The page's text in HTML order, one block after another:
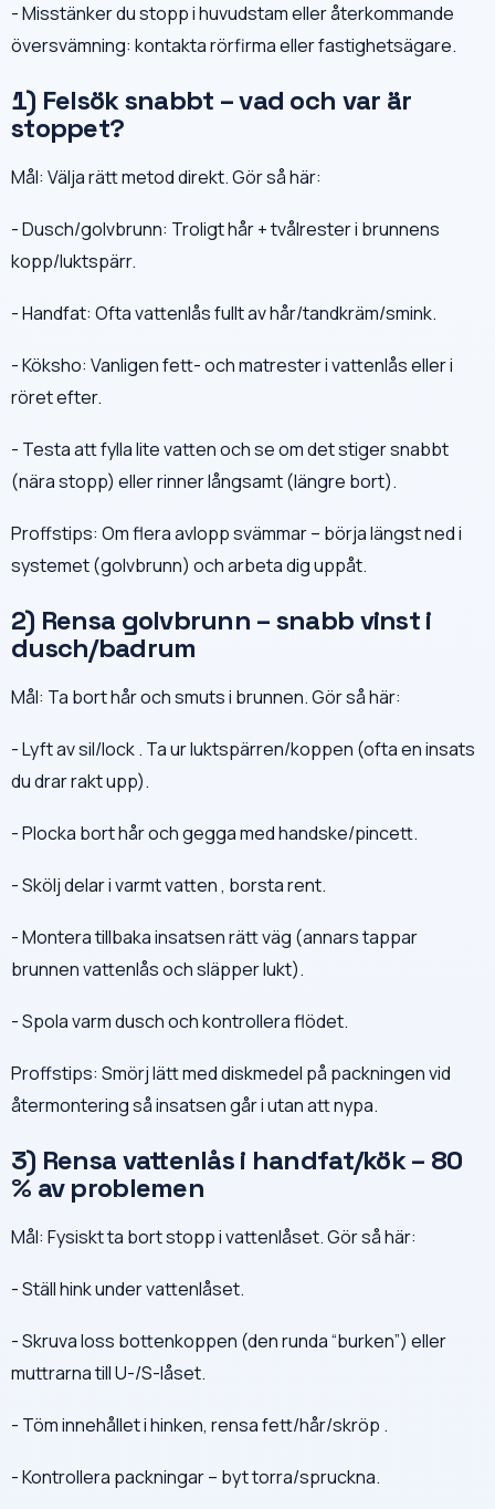
- Misstänker du stopp i huvudstam eller återkommande
översvämning: kontakta rörfirma eller fastighetsägare.
1) Felsök snabbt – vad och var är
stoppet?
Mål: Välja rätt metod direkt. Gör så här:
- Dusch/golvbrunn: Troligt hår + tvålrester i brunnens
kopp/luktspärr.
- Handfat: Ofta vattenlås fullt av hår/tandkräm/smink.
- Köksho: Vanligen fett- och matrester i vattenlås eller i
röret efter.
- Testa att fylla lite vatten och se om det stiger snabbt
(nära stopp) eller rinner långsamt (längre bort).
Proffstips: Om flera avlopp svämmar – börja längst ned i
systemet (golvbrunn) och arbeta dig uppåt.
2) Rensa golvbrunn – snabb vinst i
dusch/badrum
Mål: Ta bort hår och smuts i brunnen. Gör så här:
- Lyft av sil/lock . Ta ur luktspärren/koppen (ofta en insats
du drar rakt upp).
- Plocka bort hår och gegga med handske/pincett.
- Skölj delar i varmt vatten , borsta rent.
- Montera tillbaka insatsen rätt väg (annars tappar
brunnen vattenlås och släpper lukt).
- Spola varm dusch och kontrollera flödet.
Proffstips: Smörj lätt med diskmedel på packningen vid
återmontering så insatsen går i utan att nypa.
3) Rensa vattenlås i handfat/kök – 80
% av problemen
Mål: Fysiskt ta bort stopp i vattenlåset. Gör så här:
- Ställ hink under vattenlåset.
- Skruva loss bottenkoppen (den runda “burken”) eller
muttrarna till U-/S-låset.
- Töm innehållet i hinken, rensa fett/hår/skröp .
- Kontrollera packningar – byt torra/spruckna.